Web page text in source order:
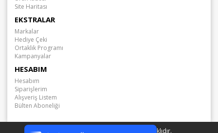
7/24 Canlı Destek
Site Haritası
EKSTRALAR
Markalar
Hediye Çeki
Ortaklık Programı
Kampanyalar
HESABIM
Hesabım
Siparişlerim
Alışveriş Listem
Bülten Aboneliği
Arabamda.com © 2026 - Tüm Hakları Saklıdır.